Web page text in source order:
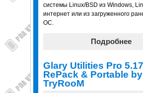
системы Linux/BSD из Windows,
интернет или из загруженного
ОС.
Подробнее
Glary Utilities Pro
RePack & Portable by
TryRooM